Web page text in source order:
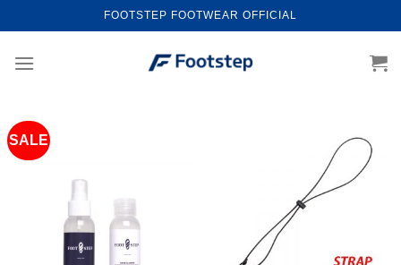
to
content
FOOTSTEP FOOTWEAR OFFICIAL
SALE